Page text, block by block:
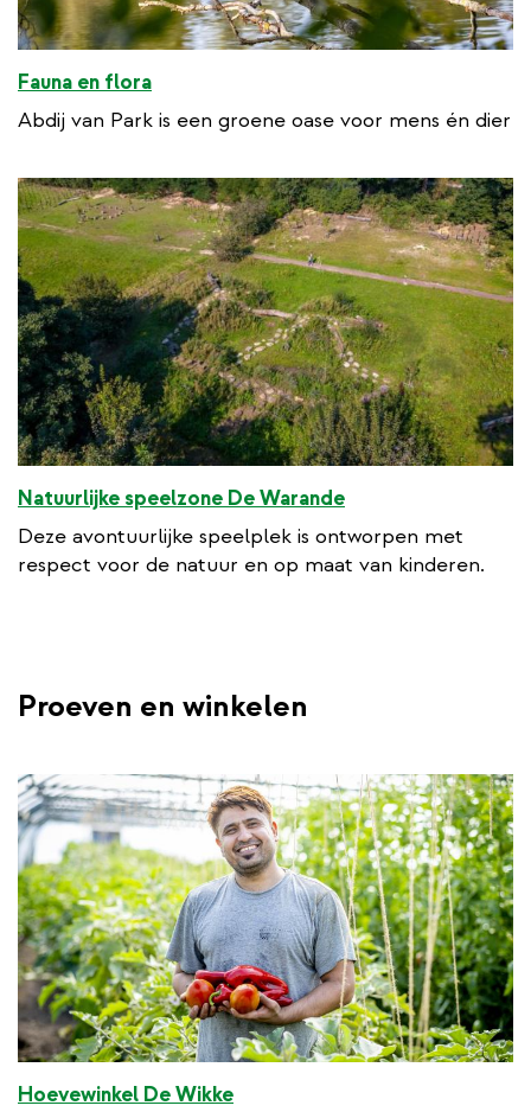
Fauna en flora
Abdij van Park is een groene oase voor mens én dier
Natuurlijke speelzone De Warande
Deze avontuurlijke speelplek is ontworpen met
respect voor de natuur en op maat van kinderen.
Proeven en winkelen
Hoevewinkel De Wikke